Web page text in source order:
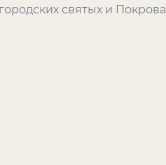
святых и Покрова